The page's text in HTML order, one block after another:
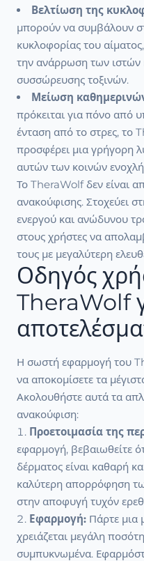
Βελτίωση της
μπορούν να συμβάλουν
κυκλοφορίας του
την ανάρρωση των ιστών
συσσώρευσης τοξινών.
Μείωση
πρόκειται για πόνο από
ένταση από το στρες, το
προσφέρει μια γρήγορη
αυτών των κοινών
Το TheraWolf δεν είναι
ανακούφισης. Στοχεύει
ενεργού και ανώδυνου
στους χρήστες να
τους με μεγαλύτερη
Οδηγός
TheraWolf
Η σωστή εφαρμογή του
να αποκομίσετε τα
Ακολουθήστε αυτά τα
ανακούφιση:
Προετοιμασία της
εφαρμογή, βεβαιωθείτε
δέρματος είναι καθαρή
καλύτερη απορρόφηση
στην αποφυγή τυχόν
Εφαρμογή: Πάρτε μια
χρειάζεται μεγάλη
συμπυκνωμένα.